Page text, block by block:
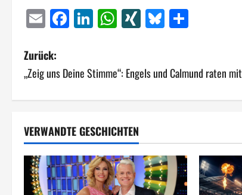
EmailFacebook
LinkedIn
WhatsApp
XINGBluesky
B
e
i
t
r
a
Zurück:
„Zeig uns Deine Stimme“: Engels und Calmund raten mit
VERWANDTE GESCHICHTEN